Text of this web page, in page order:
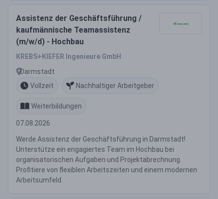
Assistenz der Geschäftsführung /
kaufmännische Teamassistenz
(m/w/d) - Hochbau
KREBS+KIEFER Ingenieure GmbH
Darmstadt
Vollzeit
Nachhaltiger Arbeitgeber
Weiterbildungen
07.08.2026
Werde Assistenz der Geschäftsführung in Darmstadt!
Unterstütze ein engagiertes Team im Hochbau bei
organisatorischen Aufgaben und Projektabrechnung.
Profitiere von flexiblen Arbeitszeiten und einem modernen
Arbeitsumfeld.